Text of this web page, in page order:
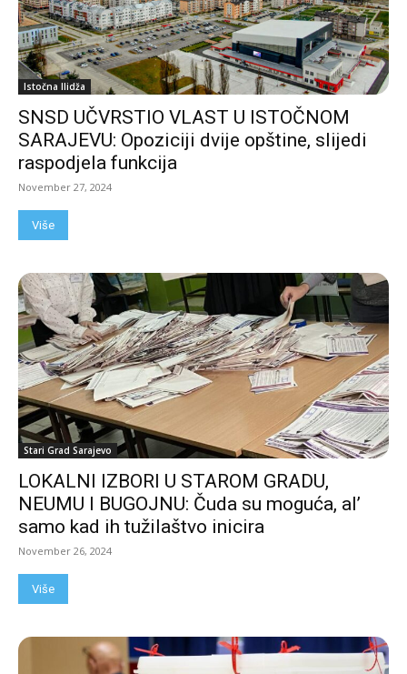
Istočna Ilidža
SNSD UČVRSTIO VLAST U ISTOČNOM
SARAJEVU: Opoziciji dvije opštine, slijedi
raspodjela funkcija
November 27, 2024
Više
Stari Grad Sarajevo
LOKALNI IZBORI U STAROM GRADU,
NEUMU I BUGOJNU: Čuda su moguća, al’
samo kad ih tužilaštvo inicira
November 26, 2024
Više